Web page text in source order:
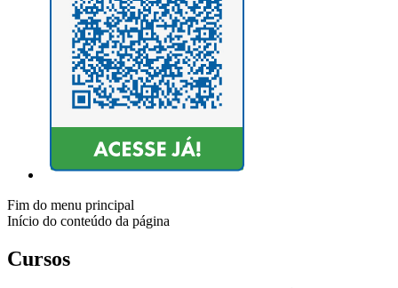
Fim do menu principal
Início do conteúdo da página
Cursos